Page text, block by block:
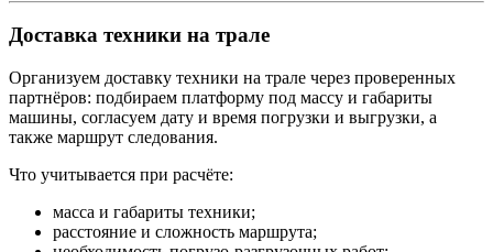
Доставка техники на трале
Организуем доставку техники на трале через проверенных
партнёров: подбираем платформу под массу и габариты
машины, согласуем дату и время погрузки и выгрузки, а
также маршрут следования.
Что учитывается при расчёте:
масса и габариты техники;
расстояние и сложность маршрута;